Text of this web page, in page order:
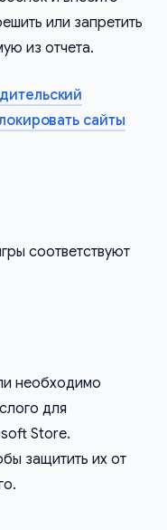
или запретить
из отчета.
сайты
соответствуют
необходимо
для
Store.
защитить их от